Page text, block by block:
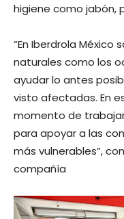
higiene como jabón,
“En Iberdrola
naturales como los
ayudar lo antes
visto afectadas. En
momento de
para apoyar a las
más vulnerables”,
compañía